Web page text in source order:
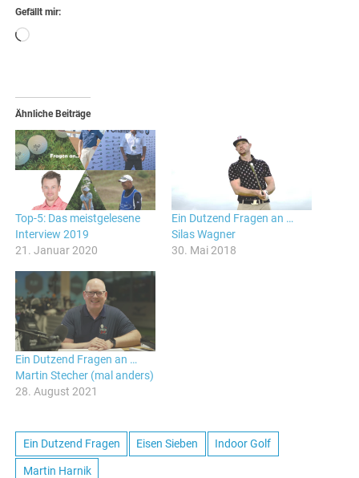
Gefällt mir:
Wird
Ähnliche Beiträge
Top-5: Das meistgelesene
Interview 2019
21. Januar 2020
Ein Dutzend Fragen an …
Silas Wagner
30. Mai 2018
Ein Dutzend Fragen an …
Martin Stecher (mal anders)
28. August 2021
Ein Dutzend Fragen Eisen Sieben Indoor Golf
Martin Harnik